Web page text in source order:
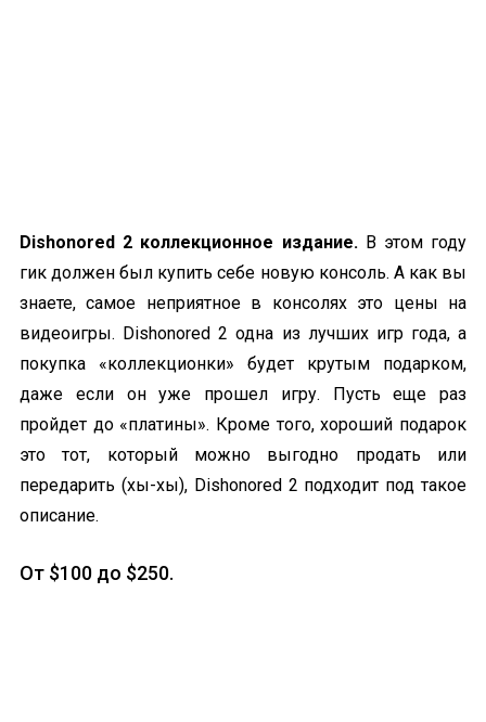
Dishonored 2 коллекционное издание.В этом году
гик должен был купить себе новую консоль. А как вы
знаете, самое неприятное в консолях это цены на
видеоигры. Dishonored 2 одна из лучших игр года, а
покупка «коллекционки» будет крутым подарком,
даже если он уже прошел игру. Пусть еще раз
пройдет до «платины». Кроме того, хороший подарок
это тот, который можно выгодно продать или
передарить (хы-хы), Dishonored 2 подходит под такое
описание.
От $100 до $250.